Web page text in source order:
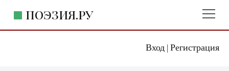
Вход| Регистрация
ПОЭЗИЯ.РУ